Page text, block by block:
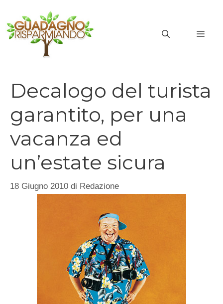
contenuto
Decalogo del turista
garantito, per una
vacanza ed
un’estate sicura
18 Giugno 2010 di Redazione